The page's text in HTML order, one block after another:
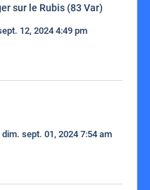
sur le Rubis (83 Var)
12, 2024 4:49 pm
dim. sept. 01, 2024 7:54 am